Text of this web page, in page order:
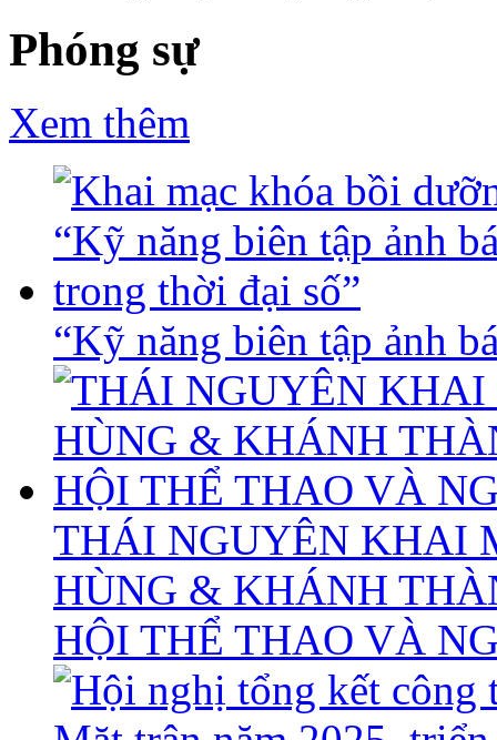
Phóng sự
Xem thêm
“Kỹ năng biên tập ảnh
THÁI NGUYÊN KHAI
HÙNG & KHÁNH
HỘI THỂ THAO VÀ